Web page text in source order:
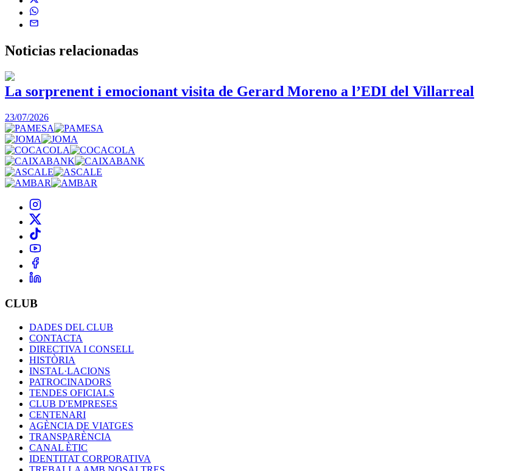
Noticias relacionadas
La sorprenent i emocionant visita de Gerard Moreno a l’EDI del Villarreal
23/07/2026
CLUB
DADES DEL CLUB
CONTACTA
DIRECTIVA I CONSELL
HISTÒRIA
INSTAL·LACIONS
PATROCINADORS
TENDES OFICIALS
CLUB D'EMPRESES
CENTENARI
AGÈNCIA DE VIATGES
TRANSPARÈNCIA
CANAL ÈTIC
IDENTITAT CORPORATIVA